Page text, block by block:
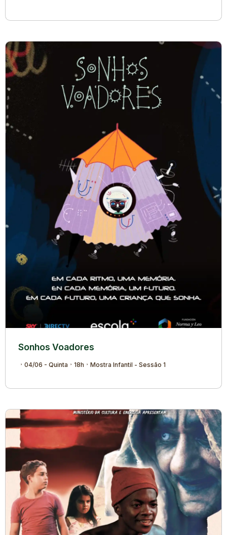
Sonhos Voadores
04/06 - Quinta 18h Mostra Infantil - Sessão 1